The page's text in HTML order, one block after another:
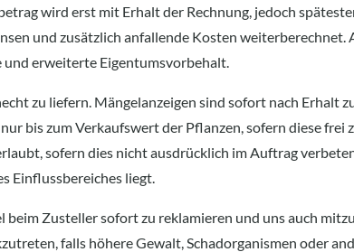
wird erst mit Erhalt der Rechnung, jedoch
und zusätzlich anfallende Kosten weiterberechnet.
und erweiterte Eigentumsvorbehalt.
zu liefern. Mängelanzeigen sind sofort nach Erhalt
bis zum Verkaufswert der Pflanzen, sofern diese frei
sofern dies nicht ausdrücklich im Auftrag
Einflussbereiches liegt.
beim Zusteller sofort zu reklamieren und uns auch
falls höhere Gewalt, Schadorganismen oder